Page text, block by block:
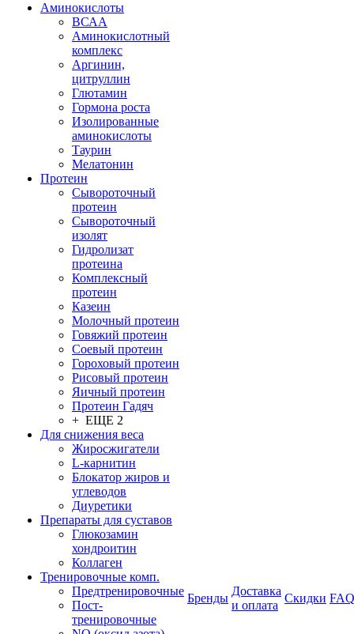
Аминокислоты
ВСАА
Аминокислотный
комплекс
Аргинин,
цитруллин
Глютамин
Гормона роста
Изолированные
аминокислоты
Таурин
Мелатонин
Протеин
Сывороточный
протеин
Сывороточный
изолят
Гидролизат
протеина
Комплексный
протеин
Казеин
Молочный протеин
Говяжий протеин
Соевый протеин
Гороховый протеин
Рисовый протеин
Яичный протеин
Протеин Гадяч
+ ЕЩЕ 2
Для снижения веса
Жиросжигатели
L-карнитин
Блокатор жиров и
углеводов
Диуретики
Препараты для суставов
Глюкозамин
хондроитин
Коллаген
Тренировочные комп.
Предтренировочные
Пост-
тренировочные
Бренды
Доставка
и оплата
Скидки FAQ